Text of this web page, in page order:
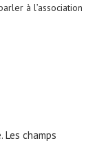
à l’association
Les champs